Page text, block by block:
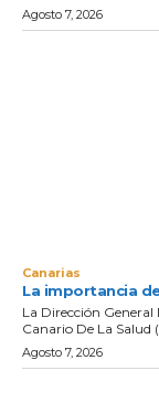
Agosto 7, 2026
Canarias
La importancia
La Dirección
Canario De La Salud
Agosto 7, 2026